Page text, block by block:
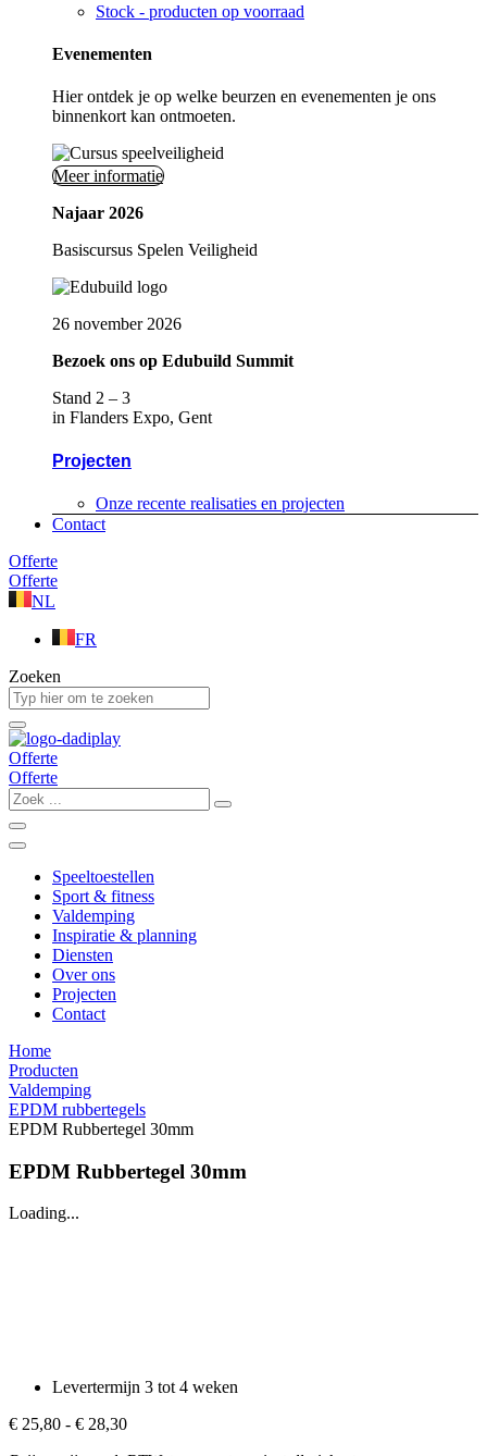
Stock - producten op voorraad
Evenementen
Hier ontdek je op welke beurzen en evenementen je ons
binnenkort kan ontmoeten.
Meer informatie
Najaar 2026
Basiscursus Spelen Veiligheid
26 november 2026
Bezoek ons op Edubuild Summit
Stand 2 – 3
in Flanders Expo, Gent
Projecten
Onze recente realisaties en projecten
Contact
Offerte
Offerte
NL
FR
Zoeken
Offerte
Offerte
Zoek
...
Speeltoestellen
Sport & fitness
Valdemping
Inspiratie & planning
Diensten
Over ons
Projecten
Contact
Home
Producten
Valdemping
EPDM rubbertegels
EPDM Rubbertegel 30mm
EPDM Rubbertegel 30mm
Loading...
Levertermijn 3 tot 4 weken
€ 25,80 - € 28,30